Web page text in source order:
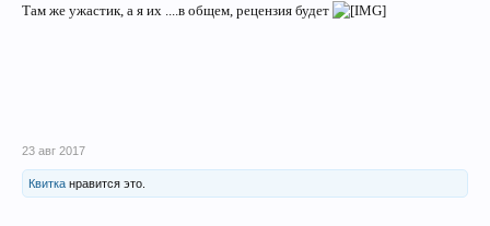
Там же ужастик, а я их ....в общем, рецензия будет
23 авг 2017
Квитка нравится это.